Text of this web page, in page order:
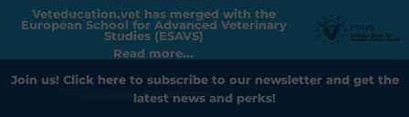
Veteducation.vet has merged with the
European School for Advanced Veterinary
Studies (ESAVS)
Read more...
Join us! Click here to subscribe to our newsletter and get the
latest news and perks!